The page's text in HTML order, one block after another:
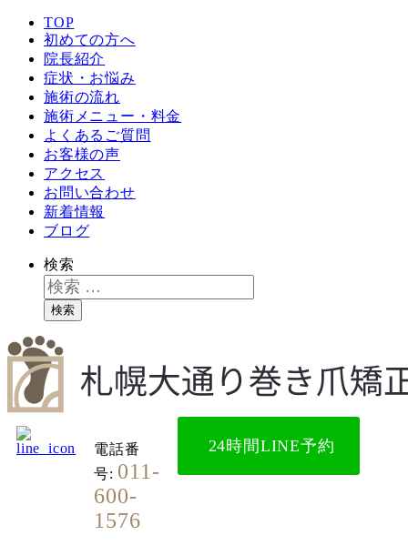
TOP
初めての方へ
院長紹介
症状・お悩み
施術の流れ
施術メニュー・料金
よくあるご質問
お客様の声
アクセス
お問い合わせ
新着情報
ブログ
検索
検索
電話番
号: 011-
600-
1576
24時間LINE予約